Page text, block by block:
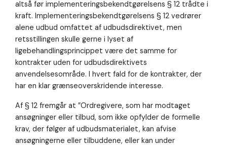
altså før implementeringsbekendtgørelsens § 12 trådte i
kraft. Implementeringsbekendtgørelsens § 12 vedrører
alene udbud omfattet af udbudsdirektivet, men
retsstillingen skulle gerne i lyset af
ligebehandlingsprincippet være det samme for
kontrakter uden for udbudsdirektivets
anvendelsesområde. I hvert fald for de kontrakter, der
har en klar grænseoverskridende interesse.
Af § 12 fremgår at ”Ordregivere, som har modtaget
ansøgninger eller tilbud, som ikke opfylder de formelle
krav, der følger af udbudsmaterialet, kan afvise
ansøgningerne eller tilbuddene, eller kan under